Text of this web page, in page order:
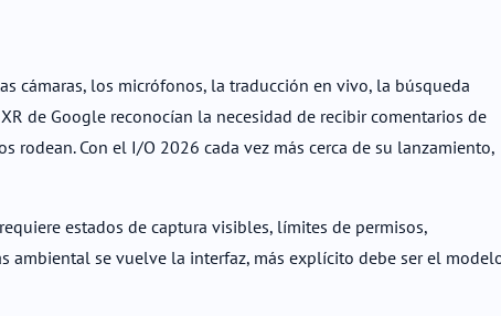
cámaras, los micrófonos, la traducción en vivo, la búsqueda
de Google reconocían la necesidad de recibir comentarios de
Con el I/O 2026 cada vez más cerca de su lanzamiento,
estados de captura visibles, límites de permisos,
ambiental se vuelve la interfaz, más explícito debe ser el